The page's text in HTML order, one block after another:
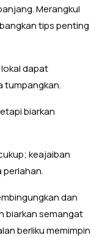
Merangkul
tips penting
dapat
tumpangkan.
biarkan
keajaiban
perlahan.
dan
biarkan semangat
berliku memimpin